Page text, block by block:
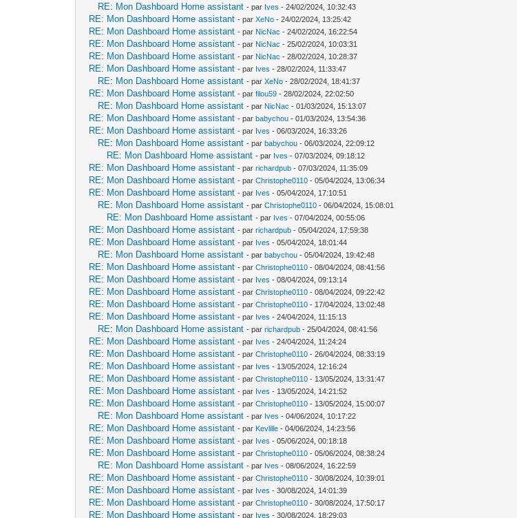
RE: Mon Dashboard Home assistant - par Ives - 24/02/2024, 10:32:43
RE: Mon Dashboard Home assistant - parXeNo - 24/02/2024, 13:25:42
RE: Mon Dashboard Home assistant - par NicNac - 24/02/2024, 16:22:54
RE: Mon Dashboard Home assistant - par NicNac - 25/02/2024, 10:03:31
RE: Mon Dashboard Home assistant - par NicNac - 28/02/2024, 10:28:37
RE: Mon Dashboard Home assistant - par Ives - 28/02/2024, 11:33:47
RE: Mon Dashboard Home assistant - parXeNo - 28/02/2024, 18:41:37
RE: Mon Dashboard Home assistant - parfilou59 - 28/02/2024, 22:02:50
RE: Mon Dashboard Home assistant - par NicNac - 01/03/2024, 15:13:07
RE: Mon Dashboard Home assistant - parbabychou - 01/03/2024, 13:54:36
RE: Mon Dashboard Home assistant - par Ives - 06/03/2024, 16:33:26
RE: Mon Dashboard Home assistant - parbabychou - 06/03/2024, 22:09:12
RE: Mon Dashboard Home assistant - par Ives - 07/03/2024, 09:18:12
RE: Mon Dashboard Home assistant - parrichardpub - 07/03/2024, 11:35:09
RE: Mon Dashboard Home assistant - parChristophe0110 - 05/04/2024, 13:06:34
RE: Mon Dashboard Home assistant - par Ives - 05/04/2024, 17:10:51
RE: Mon Dashboard Home assistant - parChristophe0110 - 06/04/2024, 15:08:01
RE: Mon Dashboard Home assistant - par Ives - 07/04/2024, 00:55:06
RE: Mon Dashboard Home assistant - parrichardpub - 05/04/2024, 17:59:38
RE: Mon Dashboard Home assistant - par Ives - 05/04/2024, 18:01:44
RE: Mon Dashboard Home assistant - parbabychou - 05/04/2024, 19:42:48
RE: Mon Dashboard Home assistant - parChristophe0110 - 08/04/2024, 08:41:56
RE: Mon Dashboard Home assistant - par Ives - 08/04/2024, 09:13:14
RE: Mon Dashboard Home assistant - parChristophe0110 - 08/04/2024, 09:22:42
RE: Mon Dashboard Home assistant - parChristophe0110 - 17/04/2024, 13:02:48
RE: Mon Dashboard Home assistant - par Ives - 24/04/2024, 11:15:13
RE: Mon Dashboard Home assistant - parrichardpub - 25/04/2024, 08:41:56
RE: Mon Dashboard Home assistant - par Ives - 24/04/2024, 11:24:24
RE: Mon Dashboard Home assistant - parChristophe0110 - 26/04/2024, 08:33:19
RE: Mon Dashboard Home assistant - par Ives - 13/05/2024, 12:16:24
RE: Mon Dashboard Home assistant - parChristophe0110 - 13/05/2024, 13:31:47
RE: Mon Dashboard Home assistant - par Ives - 13/05/2024, 14:21:52
RE: Mon Dashboard Home assistant - parChristophe0110 - 13/05/2024, 15:00:07
RE: Mon Dashboard Home assistant - par Ives - 04/06/2024, 10:17:22
RE: Mon Dashboard Home assistant - par Kevlille - 04/06/2024, 14:23:56
RE: Mon Dashboard Home assistant - par Ives - 05/06/2024, 00:18:18
RE: Mon Dashboard Home assistant - parChristophe0110 - 05/06/2024, 08:38:24
RE: Mon Dashboard Home assistant - par Ives - 08/06/2024, 16:22:59
RE: Mon Dashboard Home assistant - parChristophe0110 - 30/08/2024, 10:39:01
RE: Mon Dashboard Home assistant - par Ives - 30/08/2024, 14:01:39
RE: Mon Dashboard Home assistant - parChristophe0110 - 30/08/2024, 17:50:17
RE: Mon Dashboard Home assistant - par Ives - 30/08/2024, 18:29:03